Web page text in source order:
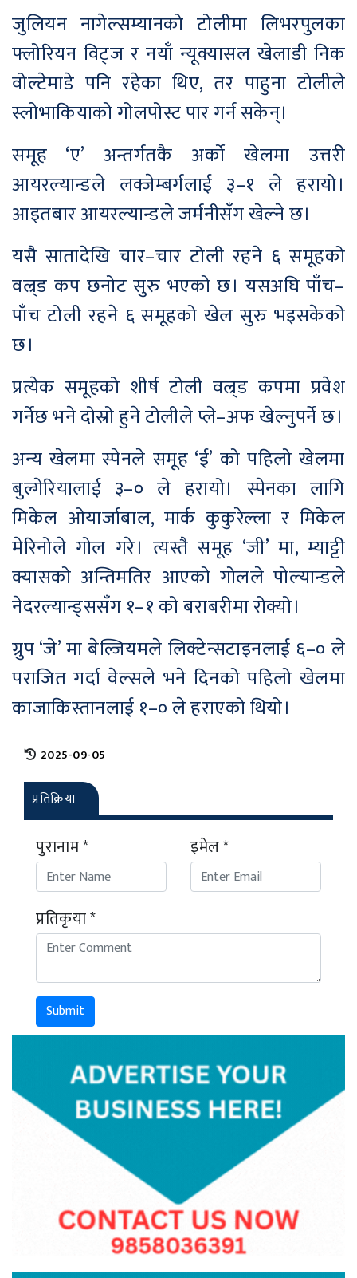
जुलियन नागेल्सम्यानको टोलीमा लिभरपुलका
फ्लोरियन विट्ज र नयाँ न्यूक्यासल खेलाडी निक
वोल्टेमाडे पनि रहेका थिए, तर पाहुना टोलीले
स्लोभाकियाको गोलपोस्ट पार गर्न सकेन्।
समूह ‘ए’ अन्तर्गतकै अर्को खेलमा उत्तरी
आयरल्यान्डले लक्जेम्बर्गलाई ३–१ ले हरायो।
आइतबार आयरल्यान्डले जर्मनीसँग खेल्ने छ।
यसै सातादेखि चार–चार टोली रहने ६ समूहको
वल्र्ड कप छनोट सुरु भएको छ। यसअघि पाँच–
पाँच टोली रहने ६ समूहको खेल सुरु भइसकेको
छ।
प्रत्येक समूहको शीर्ष टोली वल्र्ड कपमा प्रवेश
गर्नेछ भने दोस्रो हुने टोलीले प्ले–अफ खेल्नुपर्ने छ।
अन्य खेलमा स्पेनले समूह ‘ई’ को पहिलो खेलमा
बुल्गेरियालाई ३–० ले हरायो। स्पेनका लागि
मिकेल ओयार्जाबाल, मार्क कुकुरेल्ला र मिकेल
मेरिनोले गोल गरे। त्यस्तै समूह ‘जी’ मा, म्याट्टी
क्यासको अन्तिमतिर आएको गोलले पोल्यान्डले
नेदरल्यान्ड्ससँग १–१ को बराबरीमा रोक्यो।
ग्रुप ‘जे’ मा बेल्जियमले लिक्टेन्सटाइनलाई ६–० ले
पराजित गर्दा वेल्सले भने दिनको पहिलो खेलमा
काजाकिस्तानलाई १–० ले हराएको थियो।
2025-09-05
प्रतिक्रिया
पुरानाम * इमेल *
प्रतिकृया *
Submit